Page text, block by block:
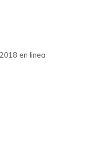
en linea